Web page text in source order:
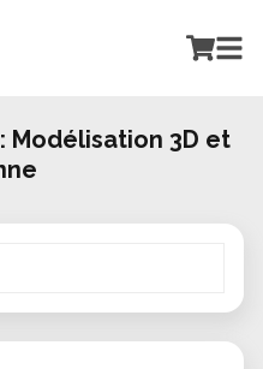
Modélisation 3D et